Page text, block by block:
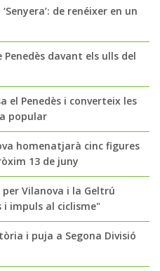
de renéixer en un
davant els ulls del
el Penedès i converteix les
popular
homenatjarà cinc figures
13 de juny
per Vilanova i la Geltrú
i impuls al ciclisme"
i puja a Segona Divisió